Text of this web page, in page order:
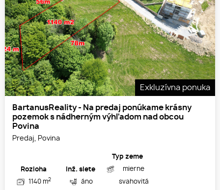
Exkluzívna ponuka
BartanusReality - Na predaj ponúkame krásny
pozemok s nádherným výhľadom nad obcou
Povina
Predaj, Povina
Rozloha
1140 m2
Inž. siete
áno
Typ zeme
mierne
svahovitá